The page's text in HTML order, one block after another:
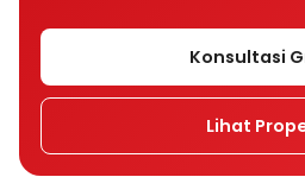
Konsultasi
Lihat